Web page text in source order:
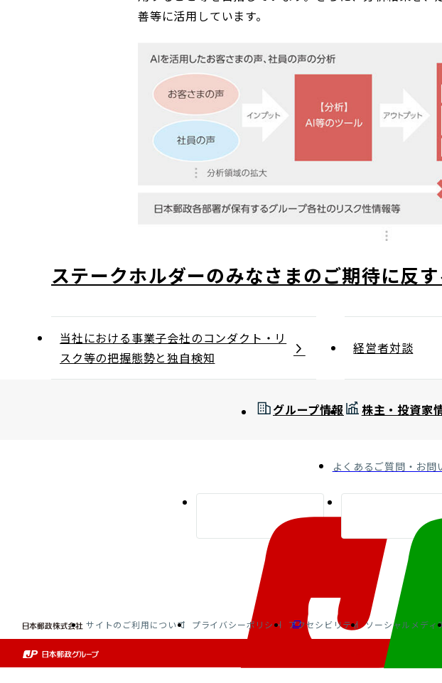
善等に活用しています。
ステークホルダーのみなさまのご期待に反
当社における事業子会社のコンダクト・リ
スク等の把握態勢と独自検知
経営者対談
グループ情報 株主・投資家
よくあるご質問・お問
サイトのご利用について プライバシーポリシー アクセシビリティ ソーシャルメディ